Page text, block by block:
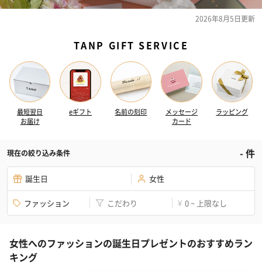
2026年8月5日更新
TANP GIFT SERVICE
最短翌日
お届け
eギフト 名前の刻印
メッセージ
カード
ラッピング
現在の絞り込み条件 -件
誕生日 女性
ファッション こだわり ¥ 0 ~ 上限なし
女性へのファッションの誕生日プレゼントのおすすめラン
キング